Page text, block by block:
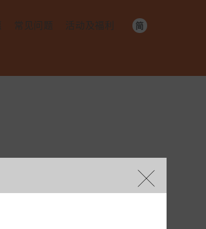
简
常见问题
续约及退房​
活动及福利